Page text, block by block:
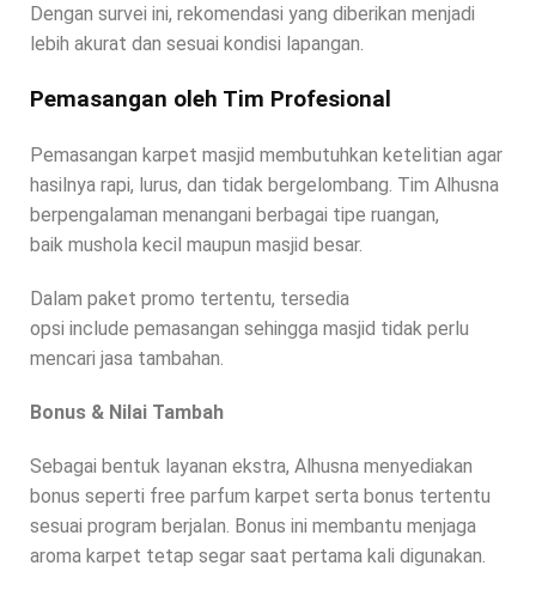
Dengan survei ini, rekomendasi yang diberikan menjadi
lebih akurat dan sesuai kondisi lapangan.
Pemasangan oleh Tim Profesional
Pemasangan karpet masjid membutuhkan ketelitian agar
hasilnya rapi, lurus, dan tidak bergelombang. Tim Alhusna
berpengalaman menangani berbagai tipe ruangan,
baik mushola kecil maupun masjid besar.
Dalam paket promo tertentu, tersedia
opsi include pemasangan sehingga masjid tidak perlu
mencari jasa tambahan.
Bonus & Nilai Tambah
Sebagai bentuk layanan ekstra, Alhusna menyediakan
bonus seperti free parfum karpet serta bonus tertentu
sesuai program berjalan. Bonus ini membantu menjaga
aroma karpet tetap segar saat pertama kali digunakan.